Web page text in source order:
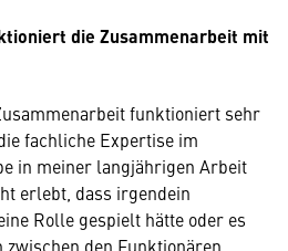
die Zusammenarbeit mit
funktioniert sehr
fachliche Expertise im
in meiner langjährigen Arbeit
erlebt, dass irgendein
Rolle gespielt hätte oder es
den Funktionären